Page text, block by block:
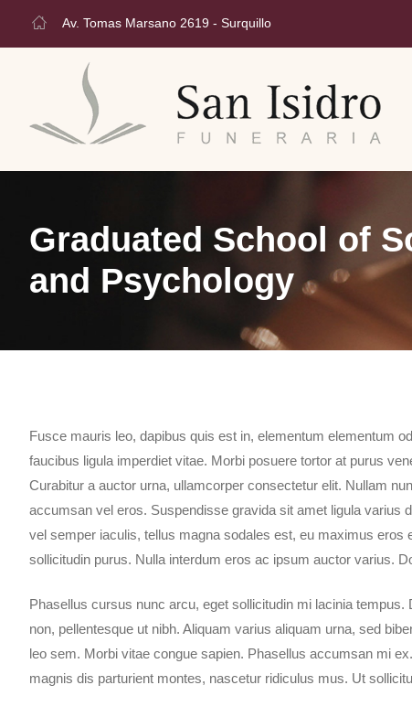
Av. Tomas Marsano 2619 - Surquillo
Graduated School of
and Psychology
Fusce mauris leo, dapibus quis est in, elementum elementum
faucibus ligula imperdiet vitae. Morbi posuere tortor at purus
Curabitur a auctor urna, ullamcorper consectetur elit. Nullam
accumsan vel eros. Suspendisse gravida sit amet ligula varius
vel semper iaculis, tellus magna sodales est, eu maximus eros
sollicitudin purus. Nulla interdum eros ac ipsum auctor varius.
Phasellus cursus nunc arcu, eget sollicitudin mi lacinia tempus.
non, pellentesque ut nibh. Aliquam varius aliquam urna, sed
leo sem. Morbi vitae congue sapien. Phasellus accumsan mi
magnis dis parturient montes, nascetur ridiculus mus. Ut